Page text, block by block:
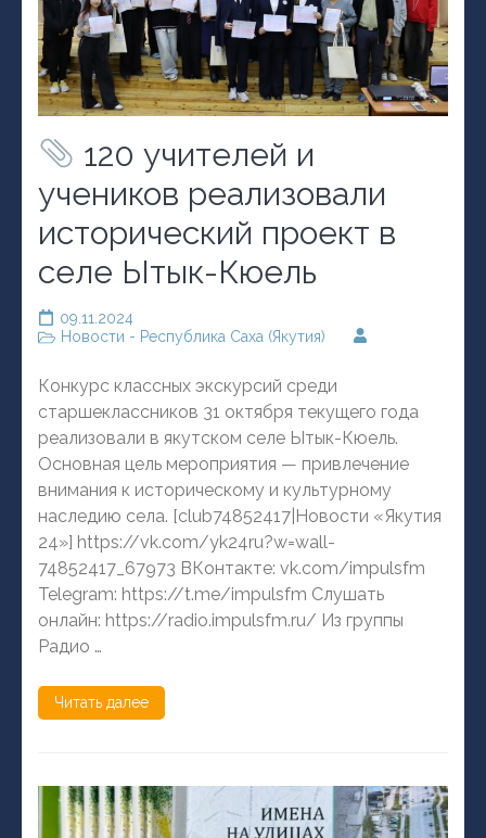
120 учителей и
учеников реализовали
исторический проект в
селе Ытык-Кюель
09.11.2024
Новости - Республика Саха (Якутия)
Конкурс классных экскурсий среди
старшеклассников 31 октября текущего года
реализовали в якутском селе Ытык-Кюель.
Основная цель мероприятия — привлечение
внимания к историческому и культурному
наследию села. [club74852417|Новости «Якутия
24»] https://vk.com/yk24ru?w=wall-
74852417_67973 ВКонтакте: vk.com/impulsfm
Telegram: https://t.me/impulsfm Слушать
онлайн: https://radio.impulsfm.ru/ Из группы
Радио …
Читать далее